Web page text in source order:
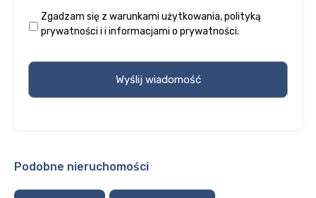
Zgadzam się z warunkami użytkowania,polityką
prywatności i i informacjami o prywatności.
Podobne nieruchomości